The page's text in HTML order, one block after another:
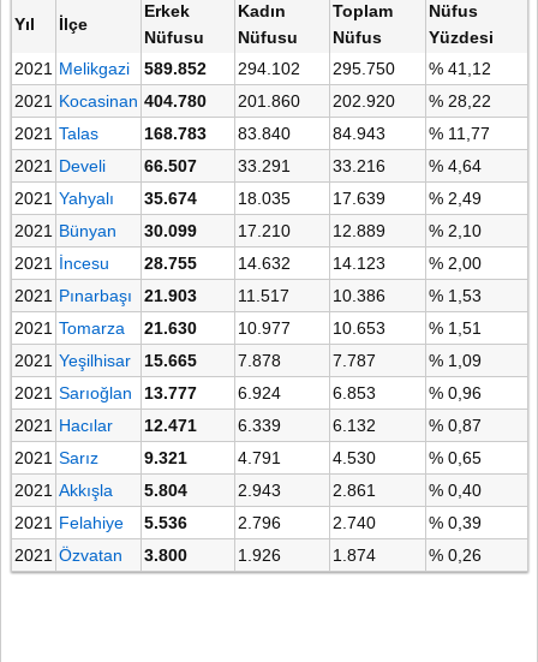
Yıl İlçe
Erkek
Nüfusu
Kadın
Nüfusu
Toplam
Nüfus
Nüfus
Yüzdesi
2021 Melikgazi 589.852 294.102 295.750
% 41,12
2021 Kocasinan 404.780 201.860 202.920
% 28,22
2021 Talas 168.783 83.840 84.943
% 11,77
2021 Develi 66.507 33.291 33.216
% 4,64
2021 Yahyalı 35.674 18.035 17.639
% 2,49
2021 Bünyan 30.099 17.210 12.889
% 2,10
2021 İncesu 28.755 14.632 14.123
% 2,00
2021 Pınarbaşı 21.903 11.517 10.386
% 1,53
2021 Tomarza 21.630 10.977 10.653
% 1,51
2021 Yeşilhisar 15.665 7.878 7.787
% 1,09
2021 Sarıoğlan 13.777 6.924 6.853
% 0,96
2021 Hacılar 12.471 6.339 6.132
% 0,87
2021 Sarız 9.321 4.791 4.530
% 0,65
2021 Akkışla 5.804 2.943 2.861
% 0,40
2021 Felahiye 5.536 2.796 2.740
% 0,39
2021 Özvatan 3.800 1.926 1.874 % 0,26